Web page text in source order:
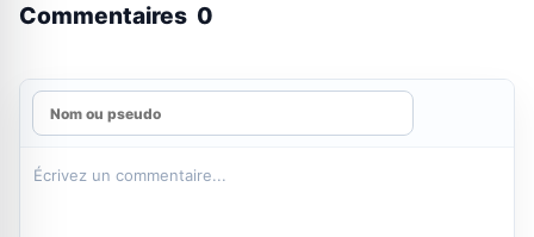
Commentaires 0